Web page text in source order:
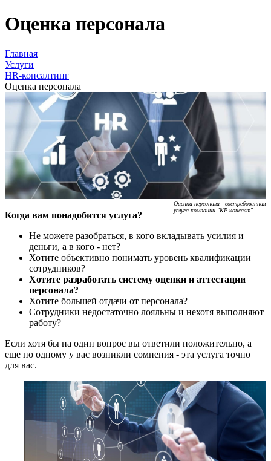
Оценка персонала
Главная
Услуги
HR-консалтинг
Оценка персонала
Оценка персонала - востребованная
услуга компании "КР-консалт".
Когда вам понадобится услуга?
Не можете разобраться, в кого вкладывать усилия и
деньги, а в кого - нет?
Хотите объективно понимать уровень квалификации
сотрудников?
Хотите разработать систему оценки и аттестации
персонала?
Хотите большей отдачи от персонала?
Сотрудники недостаточно лояльны и нехотя выполняют
работу?
Если хотя бы на один вопрос вы ответили положительно, а
еще по одному у вас возникли сомнения - эта услуга точно
для вас.